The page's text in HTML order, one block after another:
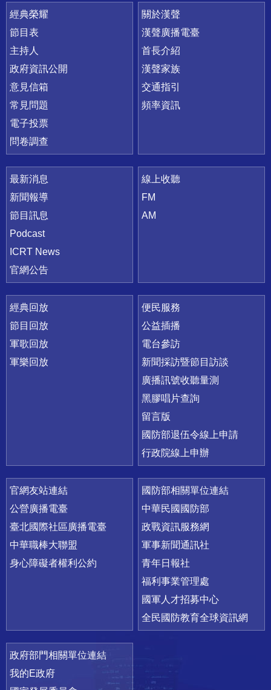
快速連結
經典榮耀
節目表
主持人
政府資訊公開
意見信箱
常見問題
電子投票
問卷調查
關於漢聲
漢聲廣播電臺
首長介紹
漢聲家族
交通指引
頻率資訊
最新消息
新聞報導
節目訊息
Podcast
ICRT News
官網公告
線上收聽
FM
AM
經典回放
節目回放
軍歌回放
軍樂回放
便民服務
公益插播
電台參訪
新聞採訪暨節目訪談
廣播訊號收聽量測
黑膠唱片查詢
留言版
國防部退伍令線上申請
行政院線上申辦
官網友站連結
公營廣播電臺
臺北國際社區廣播電臺
中華職棒大聯盟
身心障礙者權利公約
國防部相關單位連結
中華民國國防部
政戰資訊服務網
軍事新聞通訊社
青年日報社
福利事業管理處
國軍人才招募中心
全民國防教育全球資訊網
政府部門相關單位連結
我的E政府